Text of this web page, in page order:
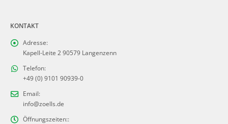
KONTAKT
Adresse:
Kapell-Leite 2 90579 Langenzenn
Telefon:
+49 (0) 9101 90939-0
Email:
info@zoells.de
Öffnungszeiten::